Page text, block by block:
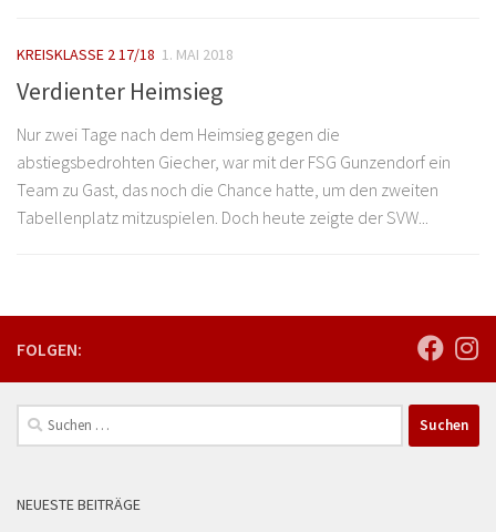
KREISKLASSE 2 17/18 1. MAI 2018
Verdienter Heimsieg
Nur zwei Tage nach dem Heimsieg gegen die
abstiegsbedrohten Giecher, war mit der FSG Gunzendorf ein
Team zu Gast, das noch die Chance hatte, um den zweiten
Tabellenplatz mitzuspielen. Doch heute zeigte der SVW...
FOLGEN:
Suchen
nach:
NEUESTE BEITRÄGE